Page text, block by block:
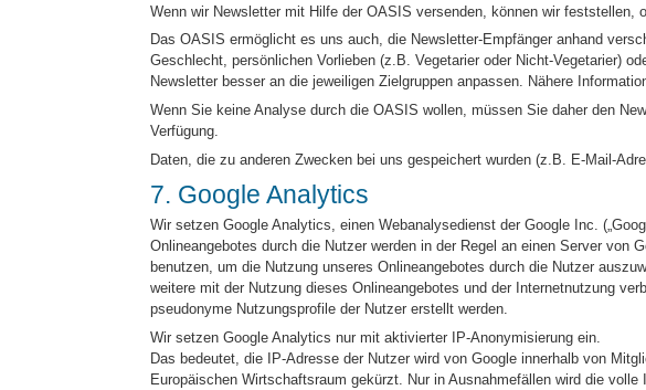
Wenn wir Newsletter mit Hilfe der OASIS versenden, können wir
Das OASIS ermöglicht es uns auch, die Newsletter-Empfänger anhand
Geschlecht, persönlichen Vorlieben (z.B. Vegetarier oder Nicht-Vegetarier)
Newsletter besser an die jeweiligen Zielgruppen anpassen. Nähere
Wenn Sie keine Analyse durch die OASIS wollen, müssen Sie daher den
Verfügung.
Daten, die zu anderen Zwecken bei uns gespeichert wurden (z.B. E-Mail-
7. Google Analytics
Wir setzen Google Analytics, einen Webanalysedienst der Google Inc.
Onlineangebotes durch die Nutzer werden in der Regel an einen Server von
benutzen, um die Nutzung unseres Onlineangebotes durch die Nutzer
weitere mit der Nutzung dieses Onlineangebotes und der Internetnutzung
pseudonyme Nutzungsprofile der Nutzer erstellt werden.
Wir setzen Google Analytics nur mit aktivierter IP-Anonymisierung ein.
Das bedeutet, die IP-Adresse der Nutzer wird von Google innerhalb von
Europäischen Wirtschaftsraum gekürzt. Nur in Ausnahmefällen wird die